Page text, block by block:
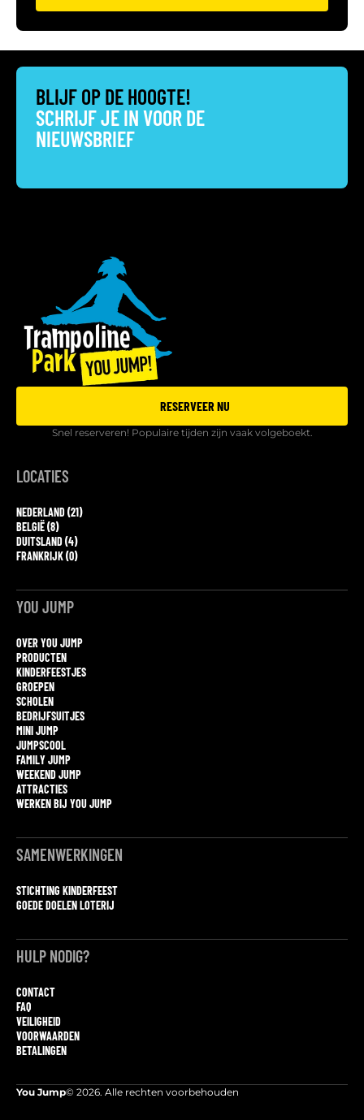
BLIJF OP DE HOOGTE!
SCHRIJF JE IN VOOR DE
NIEUWSBRIEF
RESERVEER NU
Snel reserveren! Populaire tijden zijn vaak volgeboekt.
LOCATIES
NEDERLAND (21)
BELGIË (8)
DUITSLAND (4)
FRANKRIJK (0)
YOU JUMP
OVER YOU JUMP
PRODUCTEN
KINDERFEESTJES
GROEPEN
SCHOLEN
BEDRIJFSUITJES
MINI JUMP
JUMPSCOOL
FAMILY JUMP
WEEKEND JUMP
ATTRACTIES
WERKEN BIJ YOU JUMP
SAMENWERKINGEN
STICHTING KINDERFEEST
GOEDE DOELEN LOTERIJ
HULP NODIG?
CONTACT
FAQ
VEILIGHEID
VOORWAARDEN
BETALINGEN
You Jump© 2026. Alle rechten voorbehouden